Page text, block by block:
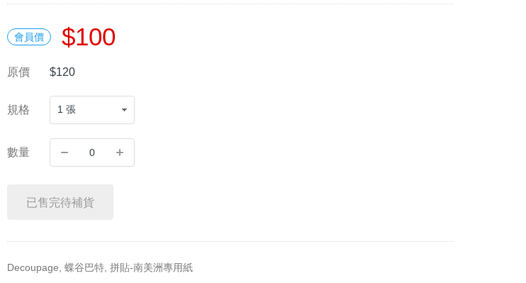
會員價 $100
原價 $120
規格
數量
已售完待補貨
Decoupage, 蝶谷巴特, 拼貼-南美洲專用紙